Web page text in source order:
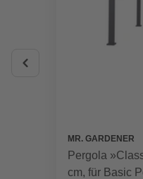
MR. GARDENER
Pergola
cm, für Basic